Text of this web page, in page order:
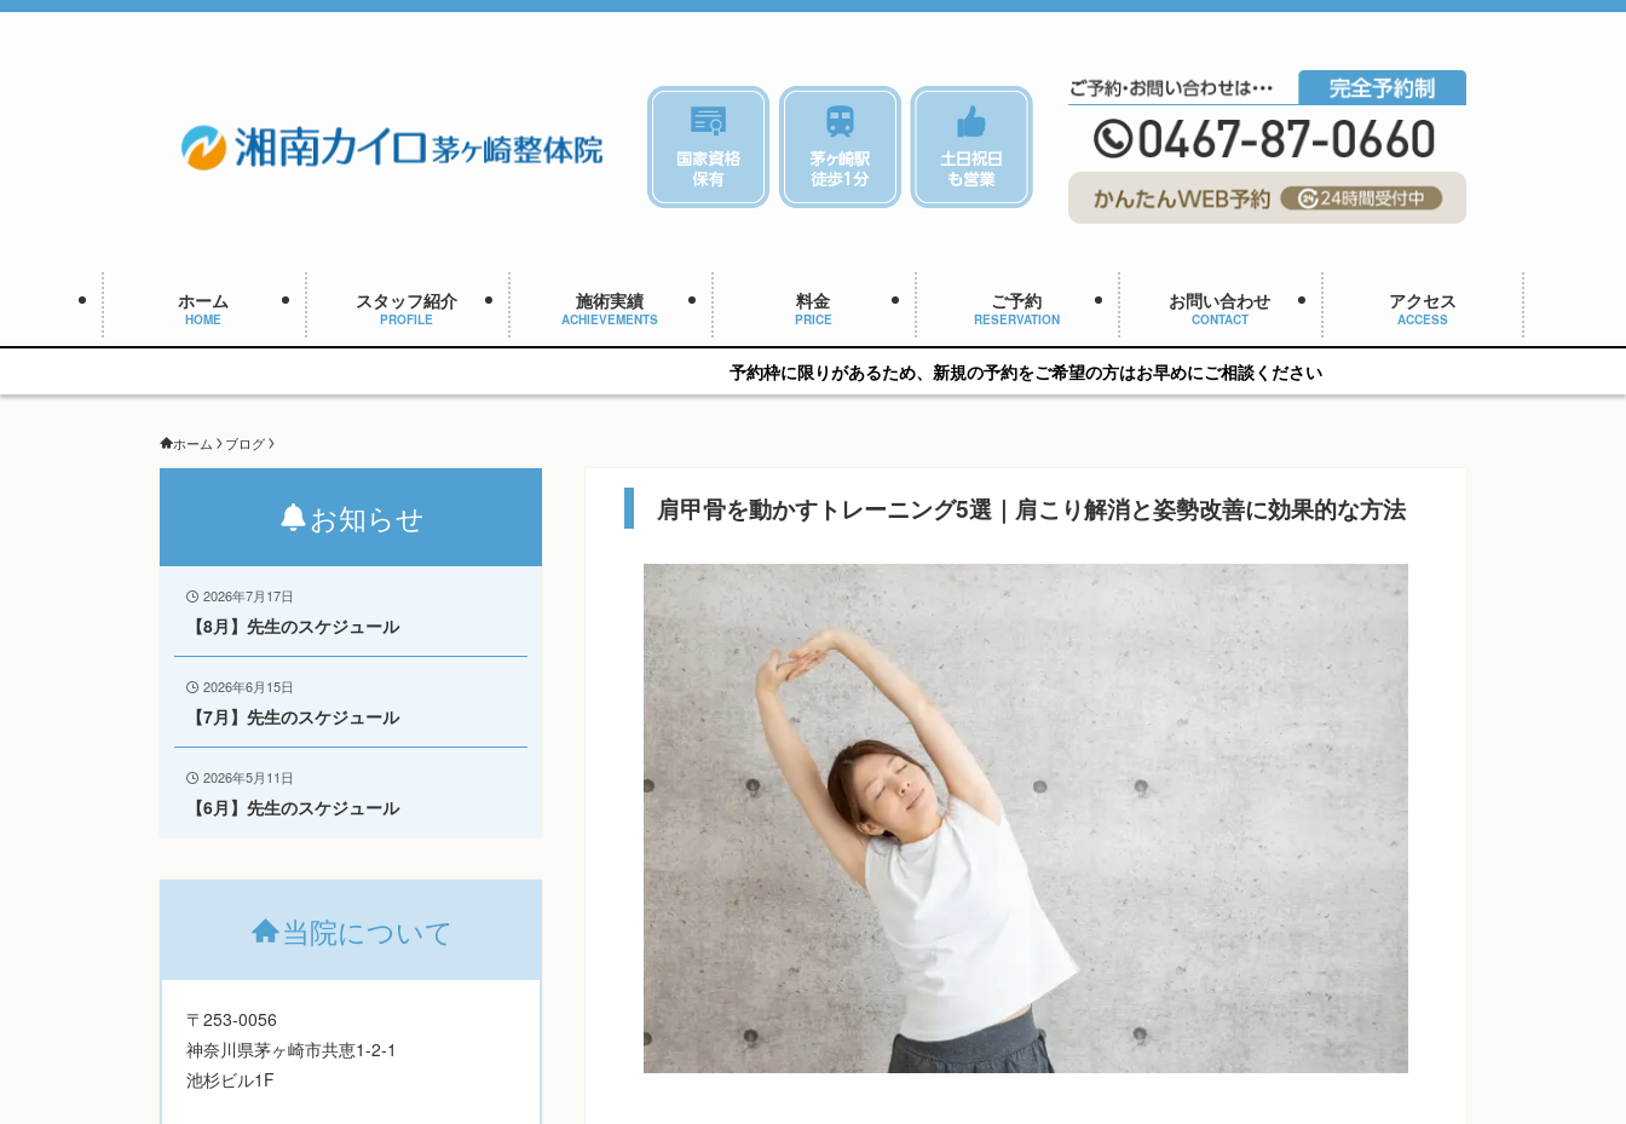
ホーム
HOME
スタッフ紹介
PROFILE
施術実績
ACHIEVEMENTS
料金
PRICE
ご予約
RESERVATION
お問い合わせ
CONTACT
アクセス
ACCESS
予約枠に限りがあるため、新規の予約をご希望の方はお早めにご相談ください
ホーム ブログ
肩甲骨を動かすトレーニング5選｜肩こり解消と姿勢改善に効果的な方法
お知らせ
2026年7月17日
【8月】先生のスケジュール
2026年6月15日
【7月】先生のスケジュール
2026年5月11日
【6月】先生のスケジュール
当院について
〒253-0056
神奈川県茅ヶ崎市共恵1-2-1
池杉ビル1F